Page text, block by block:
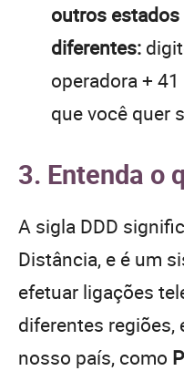
outros
diferentes:
operadora +
que você quer
3. Entenda o
A sigla DDD
Distância, e é um
efetuar ligações
diferentes regiões,
nosso país, como